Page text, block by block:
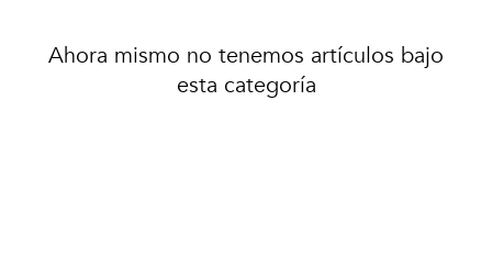
Ahora mismo no tenemos artículos bajo
esta categoría